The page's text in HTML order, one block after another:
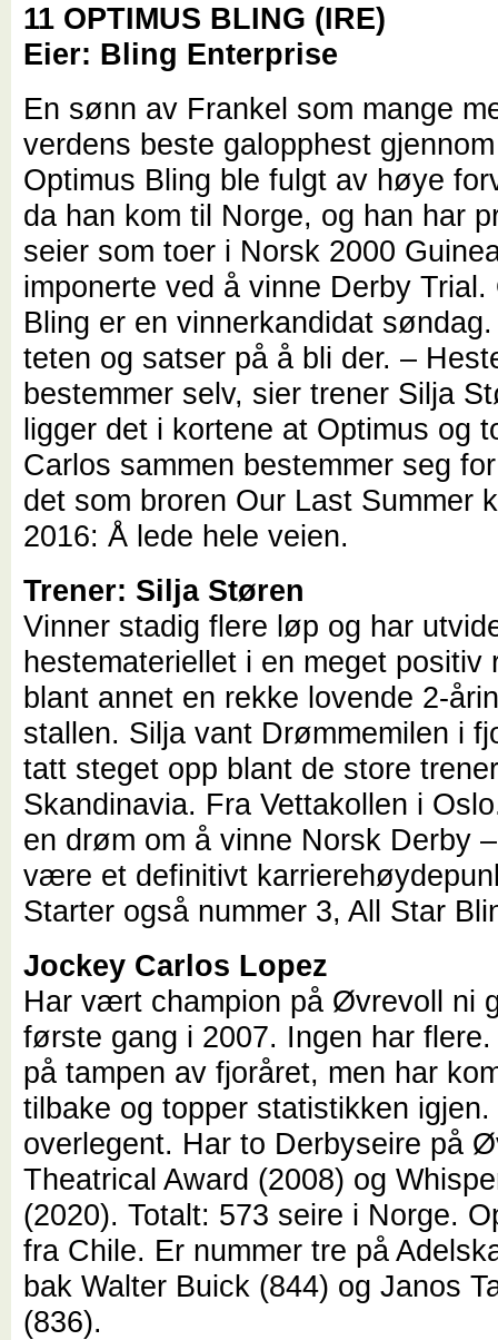
11 OPTIMUS BLING (IRE)
Eier: Bling Enterprise
En sønn av Frankel som mange
verdens beste galopphest
Optimus Bling ble fulgt av høye
da han kom til Norge, og han har
seier som toer i Norsk 2000
imponerte ved å vinne Derby Trial.
Bling er en vinnerkandidat
teten og satser på å bli der. –
bestemmer selv, sier trener Silja
ligger det i kortene at Optimus og
Carlos sammen bestemmer seg
det som broren Our Last Summer
2016: Å lede hele veien.
Trener: Silja Støren
Vinner stadig flere løp og har
hestemateriellet i en meget positiv
blant annet en rekke lovende 2-
stallen. Silja vant Drømmemilen i
tatt steget opp blant de store
Skandinavia. Fra Vettakollen i
en drøm om å vinne Norsk Derby
være et definitivt
Starter også nummer 3, All Star
Jockey Carlos Lopez
Har vært champion på Øvrevoll ni
første gang i 2007. Ingen har
på tampen av fjoråret, men har
tilbake og topper statistikken
overlegent. Har to Derbyseire på
Theatrical Award (2008) og
(2020). Totalt: 573 seire i Norge.
fra Chile. Er nummer tre på
bak Walter Buick (844) og Janos
(836).